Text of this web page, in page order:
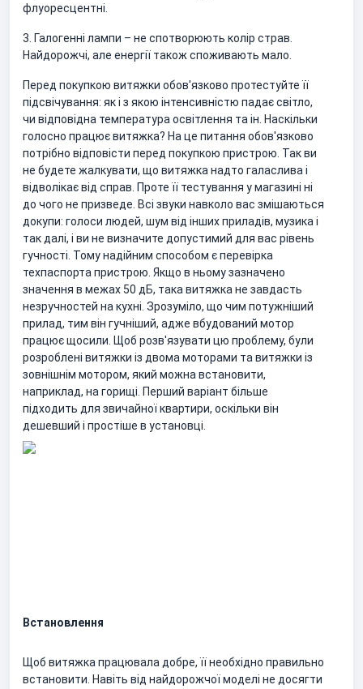
флуоресцентні.
3. Галогенні лампи – не спотворюють колір страв.
Найдорожчі, але енергії також споживають мало.
Перед покупкою витяжки обов'язково протестуйте її
підсвічування: як і з якою інтенсивністю падає світло,
чи відповідна температура освітлення та ін. Наскільки
голосно працює витяжка? На це питання обов'язково
потрібно відповісти перед покупкою пристрою. Так ви
не будете жалкувати, що витяжка надто галаслива і
відволікає від справ. Проте її тестування у магазині ні
до чого не призведе. Всі звуки навколо вас змішаються
докупи: голоси людей, шум від інших приладів, музика і
так далі, і ви не визначите допустимий для вас рівень
гучності. Тому надійним способом є перевірка
техпаспорта пристрою. Якщо в ньому зазначено
значення в межах 50 дБ, така витяжка не завдасть
незручностей на кухні. Зрозуміло, що чим потужніший
прилад, тим він гучніший, адже вбудований мотор
працює щосили. Щоб розв'язувати цю проблему, були
розроблені витяжки із двома моторами та витяжки із
зовнішнім мотором, який можна встановити,
наприклад, на горищі. Перший варіант більше
підходить для звичайної квартири, оскільки він
дешевший і простіше в установці.
Встановлення
Щоб витяжка працювала добре, її необхідно правильно
встановити. Навіть від найдорожчої моделі не досягти